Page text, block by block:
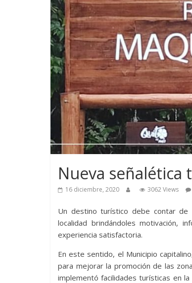
Nueva señalética
16 diciembre, 2020 3062 Views
Un destino turístico debe contar
localidad brindándoles motivación,
experiencia satisfactoria.
En este sentido, el Municipio
para mejorar la promoción de las
implementó facilidades turísticas en